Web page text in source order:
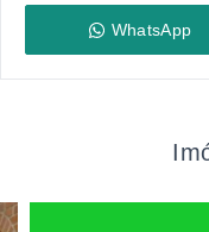
WhatsApp